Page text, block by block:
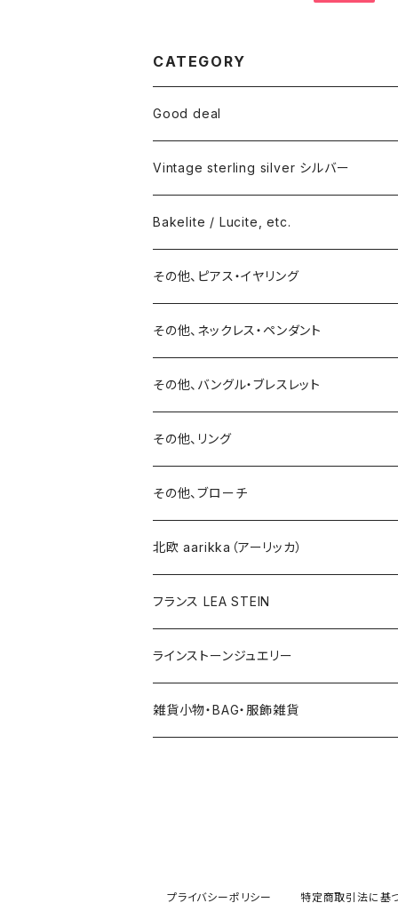
CATEGORY
Good deal
Vintage sterling silver シルバー
ネックレス
バングル・ブレスレット
リング
15号以上
ピアス
イヤリング
ブローチ
その他
Bakelite / Lucite, etc.
ピアス・イヤリング
リング
バングル・ブレスレット
ブローチ
ネックレス
その他、ピアス・イヤリング
ピアス
イヤリング
その他、ネックレス・ペンダント
その他、バングル・ブレスレット
その他、リング
その他、ブローチ
北欧 aarikka（アーリッカ）
フランス LEA STEIN
ラインストーンジュエリー
雑貨小物・BAG・服飾雑貨
プライバシーポリシー 特定商取引法に基